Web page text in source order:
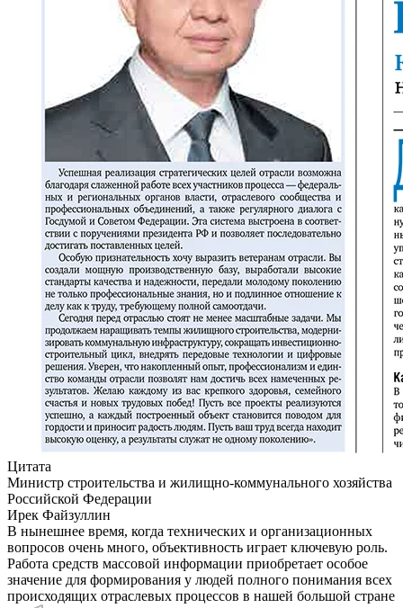
Цитата
Министр строительства и жилищно-коммунального хозяйства
Российской Федерации
Ирек Файзуллин
В нынешнее время, когда технических и организационных
вопросов очень много, объективность играет ключевую роль.
Работа средств массовой информации приобретает особое
значение для формирования у людей полного понимания всех
происходящих отраслевых процессов в нашей большой стране